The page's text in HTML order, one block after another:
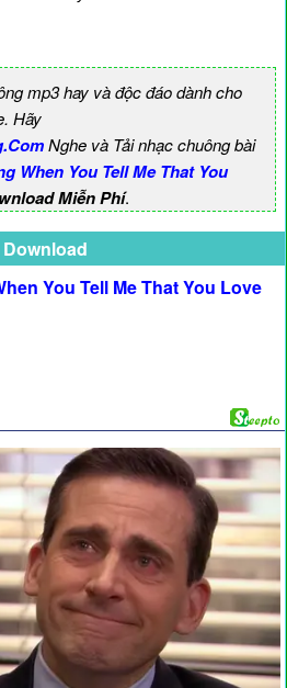
mp3 hay và độc đáo dành cho
Hãy
Nghe và Tải nhạc chuông bài
When You Tell Me That You
Miễn Phí.
You Tell Me That You Love